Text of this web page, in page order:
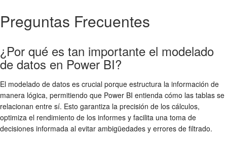
Preguntas Frecuentes
¿Por qué es tan importante el modelado
de datos en Power BI?
El modelado de datos es crucial porque estructura la información de
manera lógica, permitiendo que Power BI entienda cómo las tablas se
relacionan entre sí. Esto garantiza la precisión de los cálculos,
optimiza el rendimiento de los informes y facilita una toma de
decisiones informada al evitar ambigüedades y errores de filtrado.